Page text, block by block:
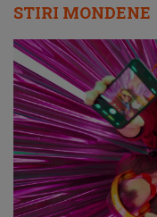
STIRI MONDENE